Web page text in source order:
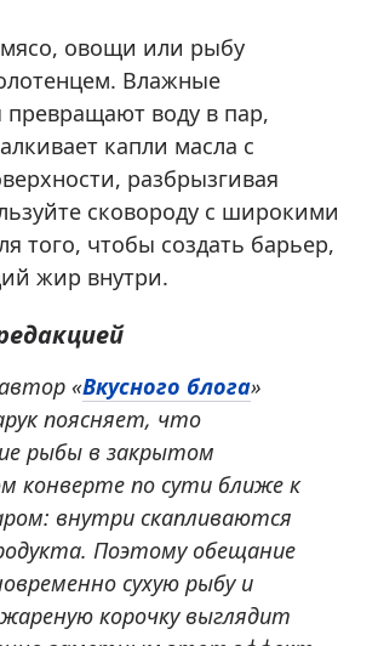
овощи или рыбу
Влажные
превращают воду в пар,
капли масла с
разбрызгивая
сковороду с широкими
того, чтобы создать барьер,
жир внутри.
«Вкусного блога»
поясняет, что
рыбы в закрытом
конверте по сути ближе к
внутри скапливаются
Поэтому обещание
сухую рыбу и
корочку выглядит